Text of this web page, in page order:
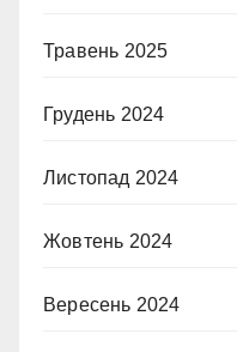
Травень 2025
Грудень 2024
Листопад 2024
Жовтень 2024
Вересень 2024